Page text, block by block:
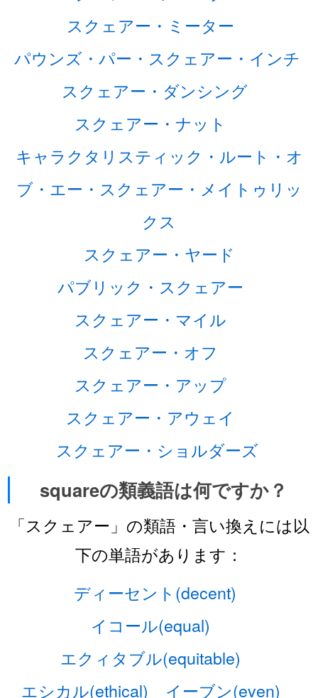
スクェアー・ミーター
パウンズ・パー・スクェアー・インチ
スクェアー・ダンシング
スクェアー・ナット
キャラクタリスティック・ルート・オ
ブ・エー・スクェアー・メイトゥリッ
クス
スクェアー・ヤード
パブリック・スクェアー
スクェアー・マイル
スクェアー・オフ
スクェアー・アップ
スクェアー・アウェイ
スクェアー・ショルダーズ
squareの類義語は何ですか？
「スクェアー」の類語・言い換えには以
下の単語があります：
ディーセント(decent)
イコール(equal)
エクィタブル(equitable)
エシカル(ethical)
イーブン(even)